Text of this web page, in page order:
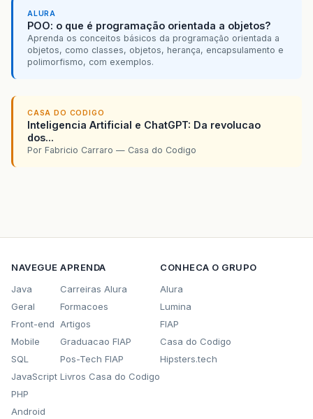
ALURA
POO: o que é programação orientada a objetos?
Aprenda os conceitos básicos da programação orientada a
objetos, como classes, objetos, herança, encapsulamento e
polimorfismo, com exemplos.
CASA DO CODIGO
Inteligencia Artificial e ChatGPT: Da revolucao
dos...
Por Fabricio Carraro — Casa do Codigo
NAVEGUE
Java
Geral
Front-end
Mobile
SQL
JavaScript
PHP
Android
APRENDA
Carreiras Alura
Formacoes
Artigos
Graduacao FIAP
Pos-Tech FIAP
Livros Casa do Codigo
CONHECA O GRUPO
Alura
Lumina
FIAP
Casa do Codigo
Hipsters.tech